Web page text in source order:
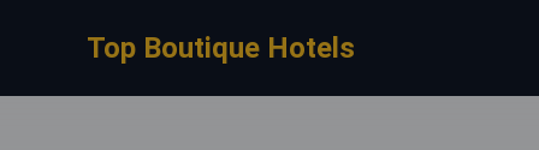
Top Boutique Hotels